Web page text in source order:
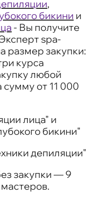
,
бикини и
- Вы получите
spa-
размер закупки:
курса
любой
от 11 000
лица" и
бикини"
депиляции"
закупки — 9